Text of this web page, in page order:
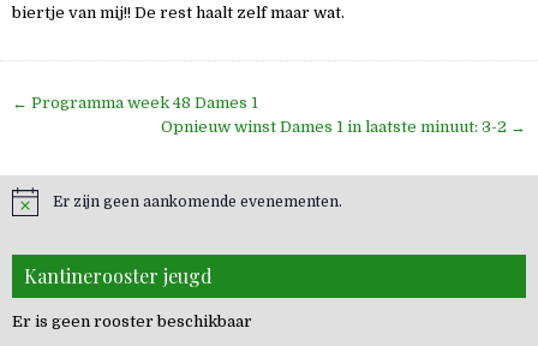
biertje van mij!! De rest haalt zelf maar wat.
Bericht
← Programma week 48 Dames 1
Opnieuw winst Dames 1 in laatste minuut: 3-2 →
Er zijn geen aankomende evenementen.
Kantinerooster jeugd
Er is geen rooster beschikbaar